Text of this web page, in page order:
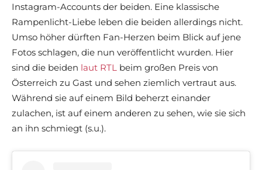
Instagram-Accounts der beiden. Eine klassische
Rampenlicht-Liebe leben die beiden allerdings nicht.
Umso höher dürften Fan-Herzen beim Blick auf jene
Fotos schlagen, die nun veröffentlicht wurden. Hier
sind die beiden laut RTL beim großen Preis von
Österreich zu Gast und sehen ziemlich vertraut aus.
Während sie auf einem Bild beherzt einander
zulachen, ist auf einem anderen zu sehen, wie sie sich
an ihn schmiegt (s.u.).